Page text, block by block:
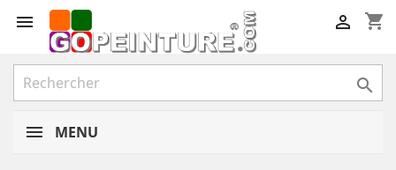
 shopping_cart


MENU